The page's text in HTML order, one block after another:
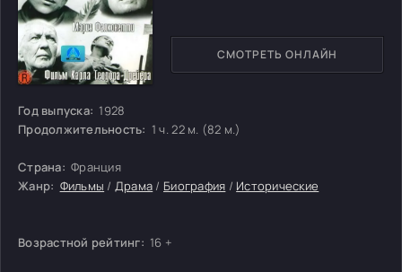
Год выпуска: 1928
Продолжительность: 1 ч. 22 м. (82 м.)
Страна: Франция
Жанр: Фильмы / Драма / Биография / Исторические
Возрастной рейтинг: 16 +
СМОТРЕТЬ ОНЛАЙН